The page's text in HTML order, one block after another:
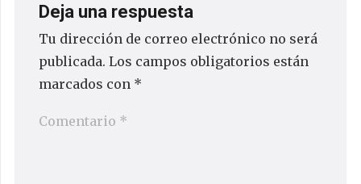
Deja una respuesta
Tu dirección de correo electrónico no será
publicada. Los campos obligatorios están
marcados con *